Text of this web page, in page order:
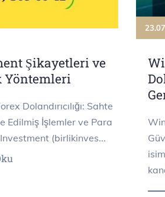
Şikayetleri ve
Yöntemleri
Dolandırıcılığı: Sahte
Edilmiş İşlemler ve Para
(birlikinves...